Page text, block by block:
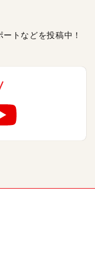
トなどを投稿中！